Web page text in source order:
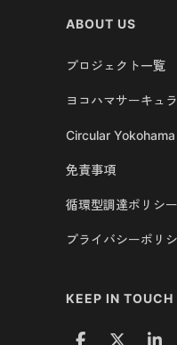
ABOUT US
プロジェクト一覧
ヨコハマサーキュ
Circular Yokohama
免責事項
循環型調達ポリシー
プライバシーポリ
KEEP IN TOUCH